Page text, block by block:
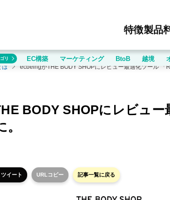
特徴製品
は
BODY SHOPにレビュ
ツイート URLコピー 記事一覧に戻る
リ EC構築 マーケティング BtoB 越境